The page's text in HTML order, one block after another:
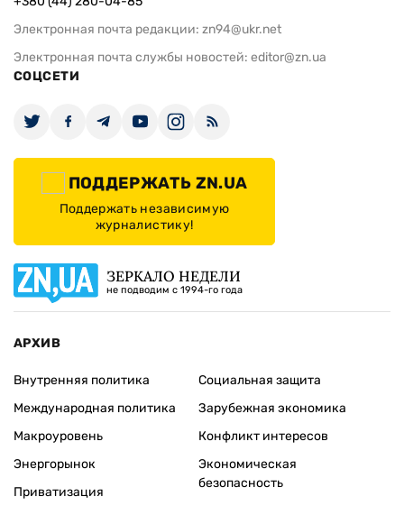
Электронная почта редакции: zn94@ukr.net
Электронная почта службы новостей: editor@zn.ua
СОЦСЕТИ
ПОДДЕРЖАТЬ ZN.UA
Поддержать независимую
журналистику!
ЗЕРКАЛО НЕДЕЛИ
не подводим с 1994-го года
АРХИВ
Внутренняя политика
Международная политика
Макроуровень
Энергорынок
Приватизация
Социальная защита
Зарубежная экономика
Конфликт интересов
Экономическая
безопасность